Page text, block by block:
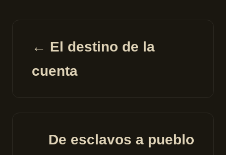
← El destino de la
cuenta
De esclavos a pueblo